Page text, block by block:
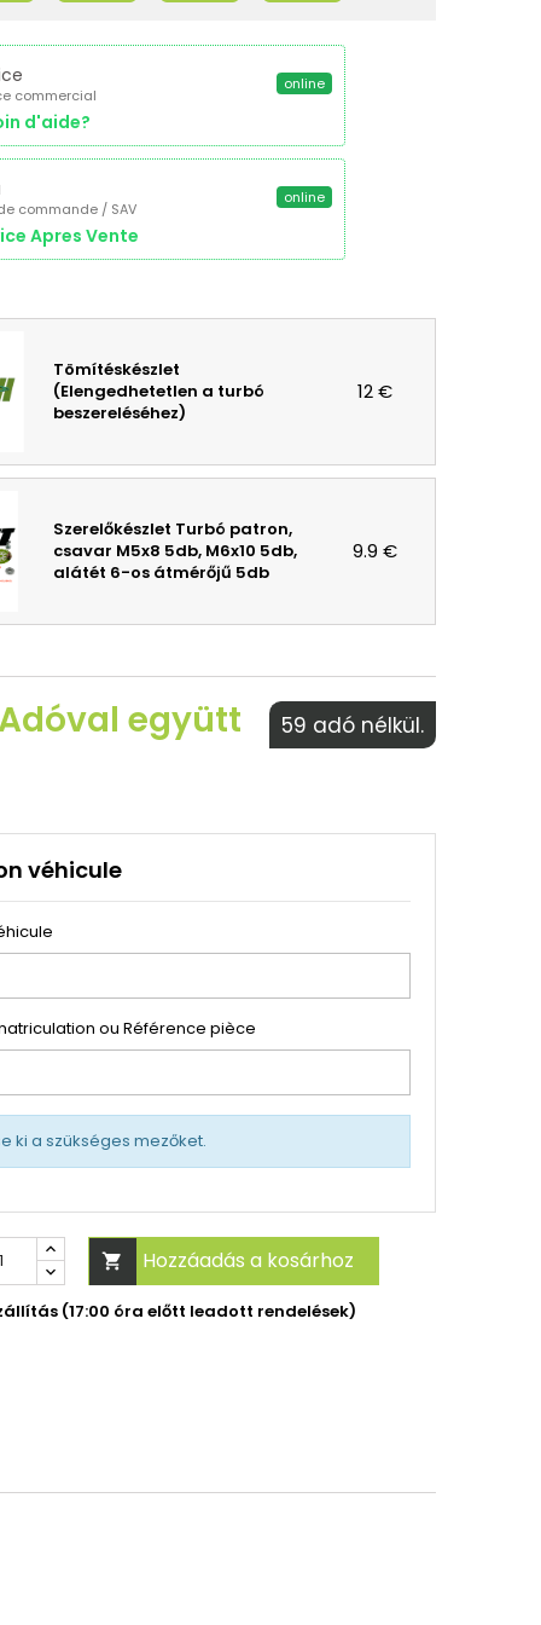
commercial
d'aide?
online
commande / SAV
Apres Vente
online
Tömítéskészlet
(Elengedhetetlen a turbó
beszereléséhez)
12 €
Szerelőkészlet Turbó patron,
csavar M5x8 5db, M6x10 5db,
alátét 6-os átmérőjű 5db
9.9 €
együtt 59 adó nélkül.
véhicule
ou Référence pièce
ki a szükséges mezőket.
 Hozzáadás a kosárhoz
(17:00 óra előtt leadott rendelések)